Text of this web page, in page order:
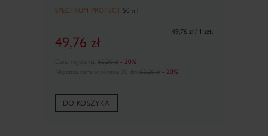
SPECTRUM-PROTECT 50 ml
49,76 zł
49,76 zł / 1 szt.
62,20 zł - 20%
Najniższa cena w okresie 30 dni 62,20 zł - 20%
DO KOSZYKA